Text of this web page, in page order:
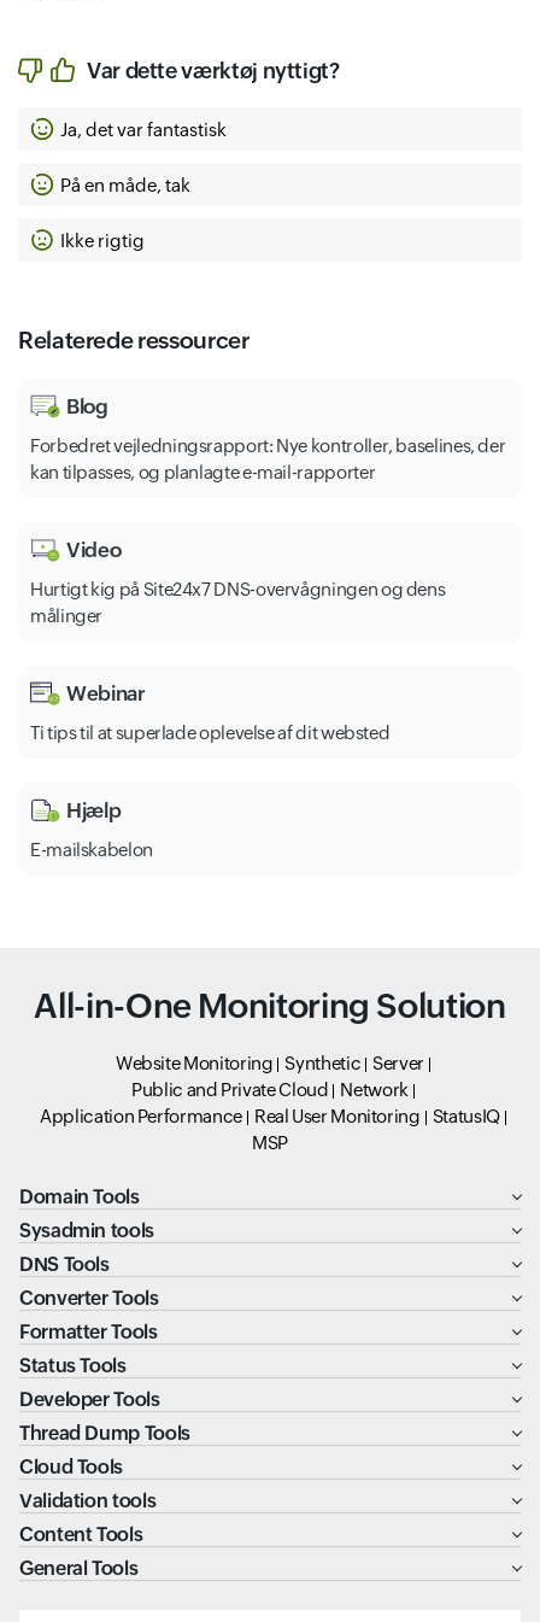
Var dette værktøj nyttigt?
Ja, det var fantastisk
På en måde, tak
Ikke rigtig
Relaterede ressourcer
Blog
Forbedret vejledningsrapport: Nye kontroller, baselines, der
kan tilpasses, og planlagte e-mail-rapporter
Video
Hurtigt kig på Site24x7 DNS-overvågningen og dens
målinger
Webinar
Ti tips til at superlade oplevelse af dit websted
Hjælp
E-mailskabelon
All-in-One Monitoring Solution
Website Monitoring Synthetic
Server
Public and Private Cloud
Network
Application Performance
Real User Monitoring
StatusIQ
MSP
Domain Tools
Sysadmin tools
DNS Tools
Converter Tools
Formatter Tools
Status Tools
Developer Tools
Thread Dump Tools
Cloud Tools
Validation tools
Content Tools
General Tools